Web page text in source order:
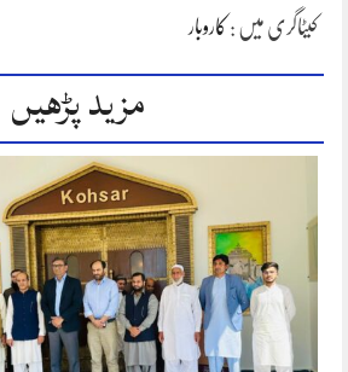
کیٹاگری میں : کاروبار
مزید پڑھیں